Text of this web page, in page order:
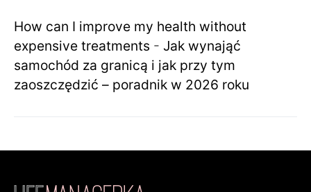
How can I improve my health without
expensive treatments - Jak wynająć
samochód za granicą i jak przy tym
zaoszczędzić – poradnik w 2026 roku